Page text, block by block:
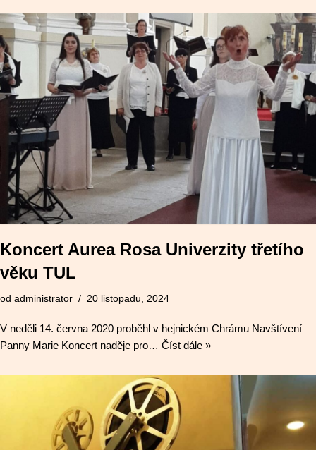
Koncert Aurea Rosa Univerzity třetího
věku TUL
od administrator 20 listopadu, 2024
V neděli 14. června 2020 proběhl v hejnickém Chrámu Navštívení
Panny Marie Koncert naděje pro… Číst dále »